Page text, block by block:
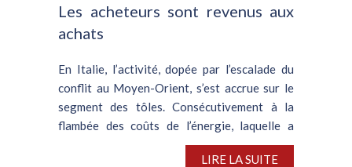
Les acheteurs sont revenus aux
achats
En Italie, l’activité, dopée par l’escalade du
conflit au Moyen-Orient, s’est accrue sur le
segment des tôles. Consécutivement à la
flambée des coûts de l’énergie, laquelle a
entraîné un bond des coûts de production,
LIRE LA SUITE